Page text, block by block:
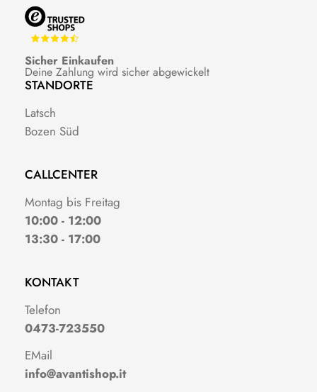
Sicher Einkaufen
Deine Zahlung wird sicher abgewickelt
STANDORTE
Latsch
Bozen Süd
CALLCENTER
Montag bis Freitag
10:00 - 12:00
13:30 - 17:00
KONTAKT
Telefon
0473-723550
EMail
info@avantishop.it